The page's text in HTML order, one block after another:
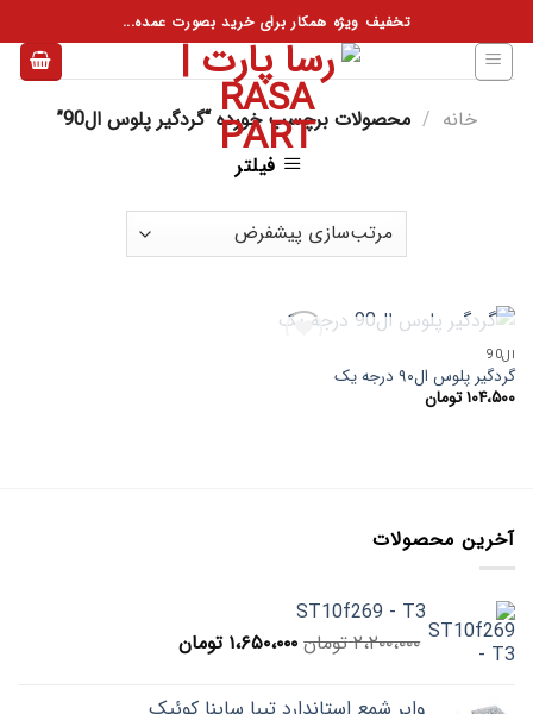
به
محتوا
تخفیف ویژه همکار برای خرید بصورت عمده...
خانه / محصولات برچسب خورده “گردگیر پلوس ال90”
فیلتر
ال90
گردگیر پلوس ال۹۰ درجه یک
۱۰۴،۵۰۰تومان
آخرین محصولات
ST10f269 - T3
۲،۲۰۰،۰۰۰ تومان قیمت
۲،۲۰۰،۰۰۰ تومان
۱،۶۵۰،۰۰۰ تومانقیمت